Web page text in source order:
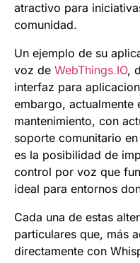
atractivo para
comunidad.
Un ejemplo de su
voz de WebThings.IO,
interfaz para
embargo, actualmente
mantenimiento, con
soporte comunitario
es la posibilidad de
control por voz que
ideal para entornos
Cada una de estas
particulares que, más
directamente con